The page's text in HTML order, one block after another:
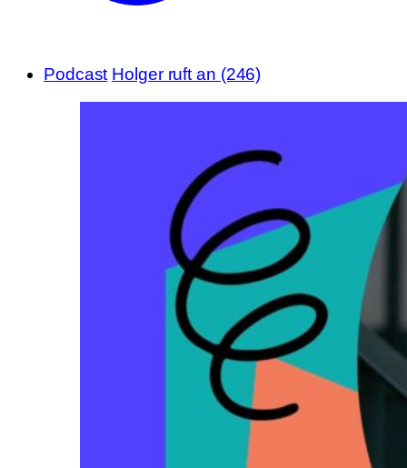
Podcast Holger ruft an (246)